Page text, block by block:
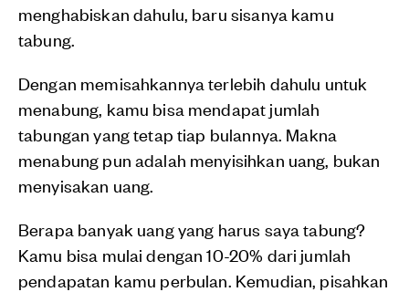
menghabiskan dahulu, baru sisanya kamu
tabung.
Dengan memisahkannya terlebih dahulu untuk
menabung, kamu bisa mendapat jumlah
tabungan yang tetap tiap bulannya. Makna
menabung pun adalah menyisihkan uang, bukan
menyisakan uang.
Berapa banyak uang yang harus saya tabung?
Kamu bisa mulai dengan 10-20% dari jumlah
pendapatan kamu perbulan. Kemudian, pisahkan